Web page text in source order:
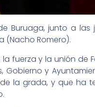
Buruaga, junto a
(Nacho Romero).
fuerza y la unión
Gobierno y
la grada, y que ha